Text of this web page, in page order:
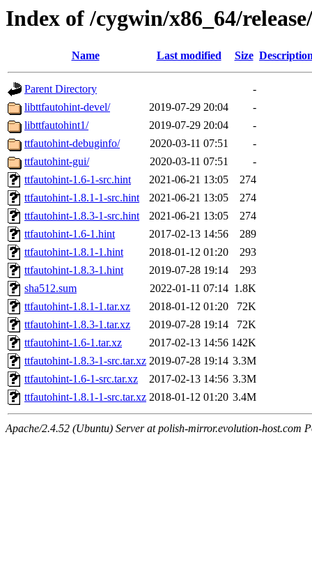
Index of /cygwin/x86_64/
Name Last modified Size
Parent Directory
-
libttfautohint-devel/
2019-07-29 20:04
-
libttfautohint1/
2019-07-29 20:04
-
ttfautohint-debuginfo/
2020-03-11 07:51
-
ttfautohint-gui/
2020-03-11 07:51
-
ttfautohint-1.6-1-src.hint
2021-06-21 13:05
274
ttfautohint-1.8.1-1-src.hint
2021-06-21 13:05
274
ttfautohint-1.8.3-1-src.hint
2021-06-21 13:05
274
ttfautohint-1.6-1.hint
2017-02-13 14:56
289
ttfautohint-1.8.1-1.hint
2018-01-12 01:20
293
ttfautohint-1.8.3-1.hint
2019-07-28 19:14
293
sha512.sum
2022-01-11 07:14 1.8K
ttfautohint-1.8.1-1.tar.xz
2018-01-12 01:20
72K
ttfautohint-1.8.3-1.tar.xz
2019-07-28 19:14
72K
ttfautohint-1.6-1.tar.xz
2017-02-13 14:56 142K
ttfautohint-1.8.3-1-src.tar.xz 2019-07-28 19:14 3.3M
ttfautohint-1.6-1-src.tar.xz
2017-02-13 14:56 3.3M
ttfautohint-1.8.1-1-src.tar.xz 2018-01-12 01:20 3.4M
Apache/2.4.52 (Ubuntu) Server at polish-mirror.evolution-host.com